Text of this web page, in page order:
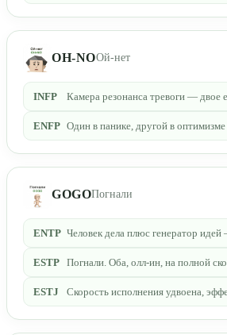
OH-NOОй-нет
INFP Камера резонанса тревоги — двое
ENFP Один в панике, другой в
GOGOПогнали
ENTP Человек дела плюс генератор
ESTP Погнали. Оба, олл-ин, на полной
ESTJ Скорость исполнения удвоена,